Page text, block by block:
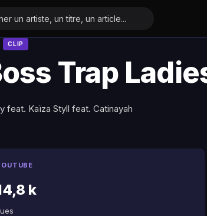
CLIP
Trap
feat. Kaïza Styll feat. Catinayah
k